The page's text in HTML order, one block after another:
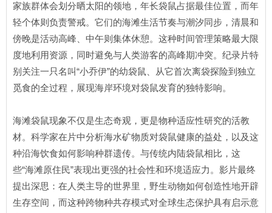
家族群体会划分晒太阳的领地，年长袋鼠占据最佳位置，而年
轻个体则负责警戒。它们的海滩生活节奏与潮汐同步，清晨和
傍晚是活动高峰、中午则集体休憩。这种时间管理策略最大限
度地利用资源，同时避免与人类游客的高峰期冲突。纪录片特
别关注一只名叫“小乔伊”的幼袋鼠、从它首次离袋探险到独立
觅食的全过程，展现海岸环境对袋鼠发育的独特影响。
海滩袋鼠现象不仅是生态奇观，更是物种适应性研究的活教
材。科学家在片中分析海水矿物质对袋鼠健康的益处，以及这
种沿海饮食如何影响种群遗传。与传统内陆袋鼠相比，这
些“海滩原住民”表现出更强的社会性和环境适应力。影片最终
提出深思：在人类主导的世界里，野生动物如何创造性地开辟
生存空间，而这种跨物种共存模式对全球生态保护具有启示意